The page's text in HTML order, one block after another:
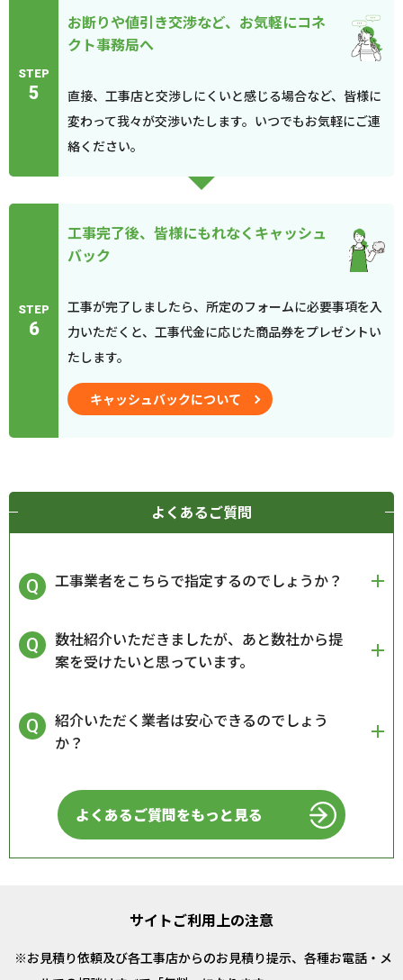
STEP
5
お断りや値引き交渉など、お気軽にコネ
クト事務局へ
直接、工事店と交渉しにくいと感じる場合など、皆様に
変わって我々が交渉いたします。いつでもお気軽にご連
絡ください。
STEP
6
工事完了後、皆様にもれなくキャッシュ
バック
工事が完了しましたら、所定のフォームに必要事項を入
力いただくと、工事代金に応じた商品券をプレゼントい
たします。
キャッシュバックについて
よくあるご質問
工事業者をこちらで指定するのでしょうか？
数社紹介いただきましたが、あと数社から提
案を受けたいと思っています。
紹介いただく業者は安心できるのでしょう
か？
よくあるご質問をもっと見る
サイトご利用上の注意
お見積り依頼及び各工事店からのお見積り提示、各種お電話・メ